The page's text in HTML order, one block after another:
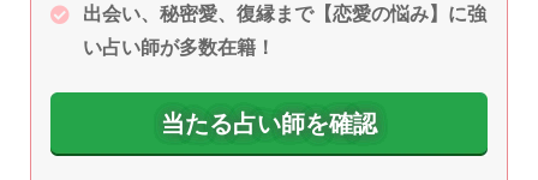
出会い、秘密愛、復縁まで【恋愛の悩み】に強
い占い師が多数在籍！
当たる占い師を確認